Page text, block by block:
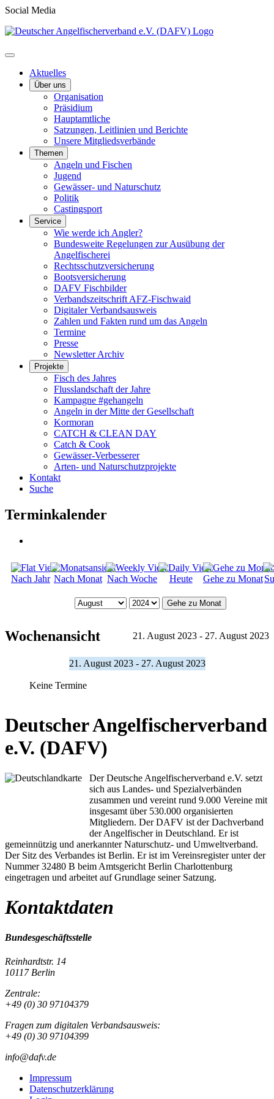
Social Media
Aktuelles
Über uns
Organisation
Präsidium
Hauptamtliche
Satzungen, Leitlinien und Berichte
Unsere Mitgliedsverbände
Themen
Angeln und Fischen
Jugend
Gewässer- und Naturschutz
Politik
Castingsport
Service
Wie werde ich Angler?
Bundesweite Regelungen zur Ausübung der
Angelfischerei
Rechtsschutzversicherung
Bootsversicherung
DAFV Fischbilder
Verbandszeitschrift AFZ-Fischwaid
Digitaler Verbandsausweis
Zahlen und Fakten rund um das Angeln
Termine
Presse
Newsletter Archiv
Projekte
Fisch des Jahres
Flusslandschaft der Jahre
Kampagne #gehangeln
Angeln in der Mitte der Gesellschaft
Kormoran
CATCH & CLEAN DAY
Catch & Cook
Gewässer-Verbesserer
Arten- und Naturschutzprojekte
Kontakt
Suche
Terminkalender
Nach Jahr Nach Monat Nach Woche Heute Gehe zu Monat
Gehe zu Monat
Wochenansicht 21. August 2023 - 27. August 2023
21. August 2023 - 27. August 2023
Keine Termine
Deutscher Angelfischerverband
e.V. (DAFV)
Der Deutsche Angelfischerverband e.V. setzt
sich aus Landes- und Spezialverbänden
zusammen und vereint rund 9.000 Vereine mit
insgesamt über 530.000 organisierten
Mitgliedern. Der DAFV ist der Dachverband
der Angelfischer in Deutschland. Er ist
gemeinnützig und anerkannter Naturschutz- und Umweltverband.
Der Sitz des Verbandes ist Berlin. Er ist im Vereinsregister unter der
Nummer 32480 B beim Amtsgericht Berlin Charlottenburg
eingetragen und arbeitet auf Grundlage seiner Satzung.
Kontaktdaten
Bundesgeschäftsstelle
Reinhardtstr. 14
10117 Berlin
Zentrale:
+49 (0) 30 97104379
Fragen zum digitalen Verbandsausweis:
+49 (0) 30 97104399
info@dafv.de
Impressum
Datenschutzerklärung